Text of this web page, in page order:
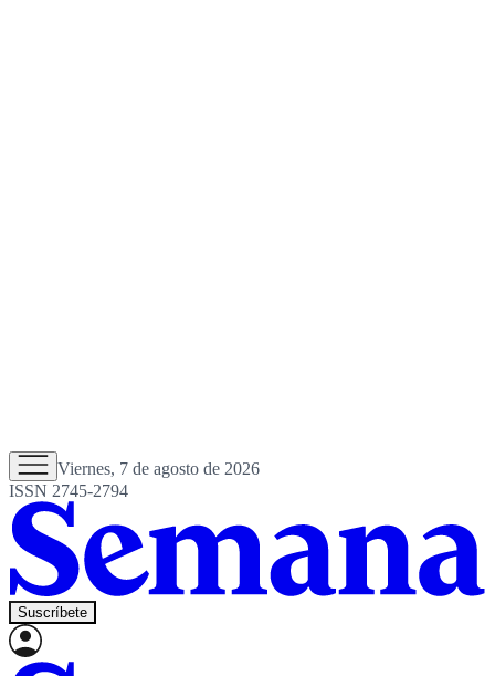
Viernes, 7 de agosto de 2026
ISSN 2745-2794
Suscríbete